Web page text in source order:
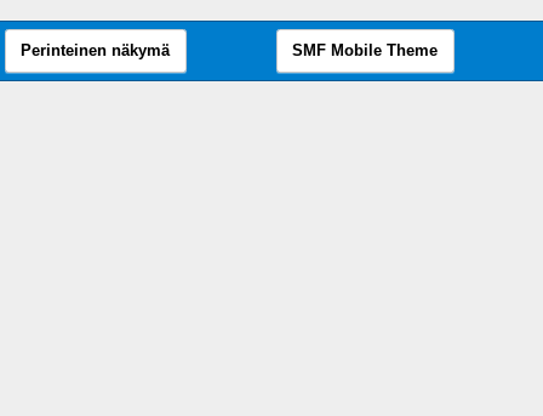
Perinteinen näkymä SMF Mobile Theme